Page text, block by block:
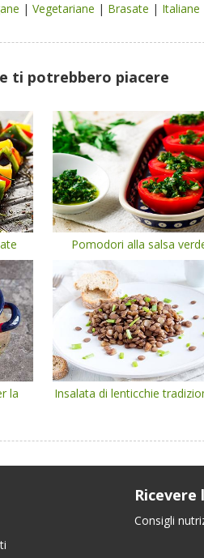
| Vegetariane | Brasate | Italiane
ti potrebbero piacere
Pomodori alla salsa
la
Insalata di lenticchie
Consigli